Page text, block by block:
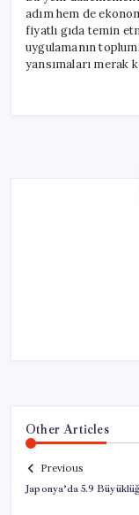
adım hem de
fiyatlı gıda temin
uygulamanın
yansımaları merak
Other Articles
Previous
Japonya’da 5.9